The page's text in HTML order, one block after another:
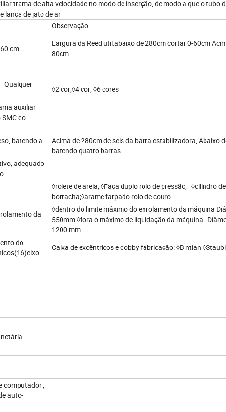
trama de alta velocidade no modo de inserção, de modo a que o tubo
lança de jato de ar
Observação
cm
Largura da Reed útil:abaixo de 280cm cortar 0-60cm
80cm
Qualquer
◊2 cor;◊4 cor; ◊6 cores
auxiliar
do
batendo a
Acima de 280cm de seis da barra estabilizadora, Abaixo
batendo quatro barras
adequado
◊rolete de areia; ◊Faça duplo rolo de pressão; ◊cilindro de
borracha;◊arame farpado rolo de couro
da
◊dentro do limite máximo do enrolamento da máquina
550mm ◊fora o máximo de liquidação da máquina
1200 mm
do
Caixa de excêntricos e dobby fabricação: ◊Bintian
computador ;
auto-